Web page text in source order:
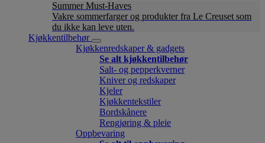
Summer Must-Haves
Vakre sommerfarger og produkter fra Le Creuset som
du ikke kan leve uten.
Kjøkkentilbehør
Kjøkkenredskaper & gadgets
Se alt kjøkkentilbehør
Salt- og pepperkverner
Kniver og redskaper
Kjeler
Kjøkkentekstiler
Bordskånere
Rengjøring & pleie
Oppbevaring